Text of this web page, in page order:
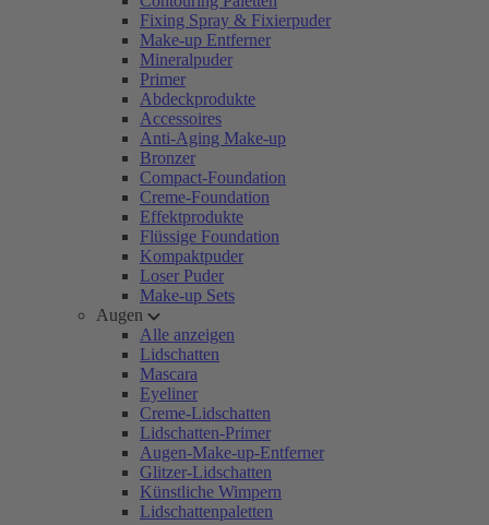
Fixing Spray & Fixierpuder
Make-up Entferner
Mineralpuder
Primer
Abdeckprodukte
Accessoires
Anti-Aging Make-up
Bronzer
Compact-Foundation
Creme-Foundation
Effektprodukte
Flüssige Foundation
Kompaktpuder
Loser Puder
Make-up Sets
Augen
Alle anzeigen
Lidschatten
Mascara
Eyeliner
Creme-Lidschatten
Lidschatten-Primer
Augen-Make-up-Entferner
Glitzer-Lidschatten
Künstliche Wimpern
Lidschattenpaletten